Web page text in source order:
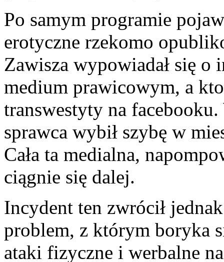
Po samym programie
erotyczne rzekomo
Zawisza wypowiadał się
medium prawicowym, a
transwestyty na
sprawca wybił szybę w
Cała ta medialna,
ciągnie się dalej.
Incydent ten zwrócił
problem, z którym boryka
ataki fizyczne i werbalne